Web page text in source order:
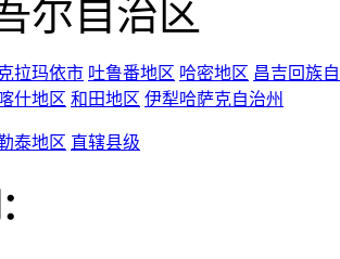
尔自治区
拉玛依市 吐鲁番地区 哈密地区 昌吉回族
喀什地区 和田地区 伊犁哈萨克自治州
泰地区 直辖县级